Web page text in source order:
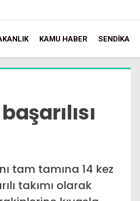
KAMU HABER SENDIKA
tam tamına 14 kez
takımı olarak